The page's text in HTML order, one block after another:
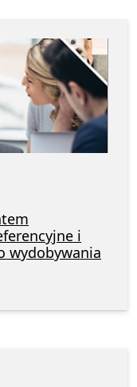
i
wydobywania